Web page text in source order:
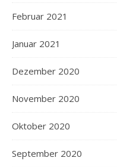
Februar 2021
Januar 2021
Dezember 2020
November 2020
Oktober 2020
September 2020